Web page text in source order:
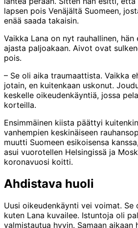
lapsen pois Venäjältä Suomeen,
enää saada takaisin.
Vaikka Lana on nyt rauhallinen,
ajasta paljoakaan. Aivot ovat
pois.
– Se oli aika traumaattista. Vaikka
jotain, en kuitenkaan uskonut.
keskelle oikeudenkäyntiä, jossa
korteilla.
Ensimmäinen kiista päättyi
vanhempien keskinäiseen
muutti Suomeen esikoisensa
asui vuorotellen Helsingissä ja
koronavuosi koitti.
Ahdistava huoli
Uusi oikeudenkäynti vei voimat.
kuten Lana kuvailee. Istuntoja oli
valmistautua hyvin. Samaan aikaan